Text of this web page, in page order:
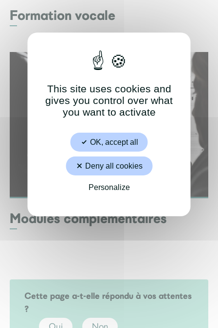
Formation vocale
Modules complémentaires
Cette page a-t-elle répondu à vos attentes
?
This site uses cookies and
gives you control over what
you want to activate
OK, accept all
Deny all cookies
Personalize